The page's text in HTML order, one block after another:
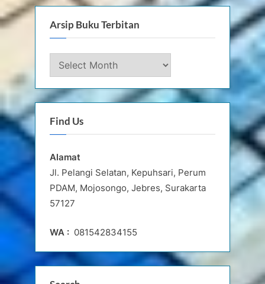
Arsip Buku Terbitan
Arsip
Buku
Terbitan
Find Us
Alamat
Jl. Pelangi Selatan, Kepuhsari, Perum
PDAM, Mojosongo, Jebres, Surakarta
57127
WA : 081542834155